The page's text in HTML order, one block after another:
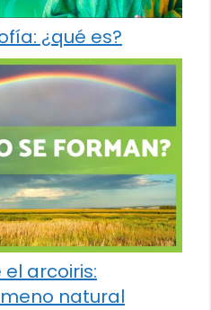
¿qué es?
arcoiris:
natural